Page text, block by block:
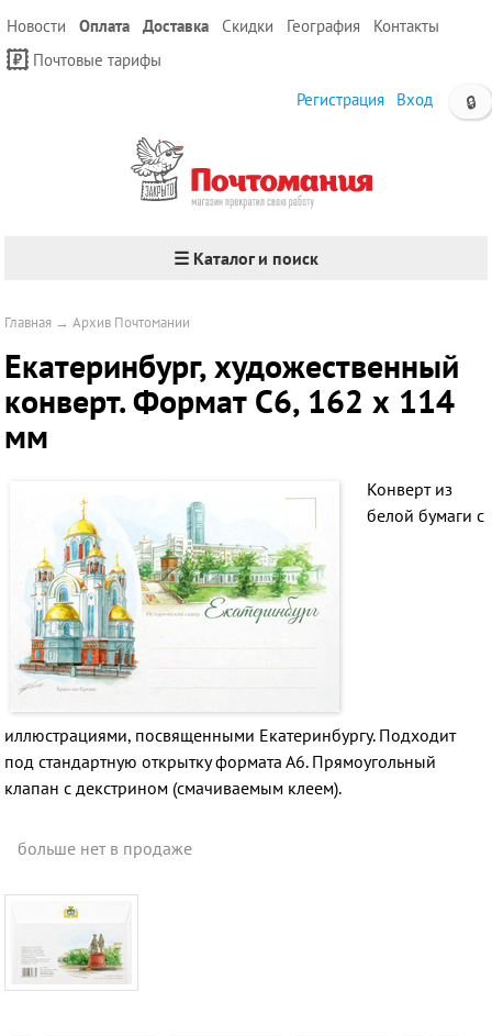
Новости Оплата Доставка Скидки География
Контакты
Почтовые тарифы
🔒
Регистрация Вход
☰ Каталог и поиск
Главная →Архив Почтомании
Екатеринбург, художественный
конверт. Формат С6, 162 х 114
мм
Конверт из
белой бумаги с
иллюстрациями, посвященными Екатеринбургу. Подходит
под стандартную открытку формата А6. Прямоугольный
клапан с декстрином (смачиваемым клеем).
больше нет в продаже